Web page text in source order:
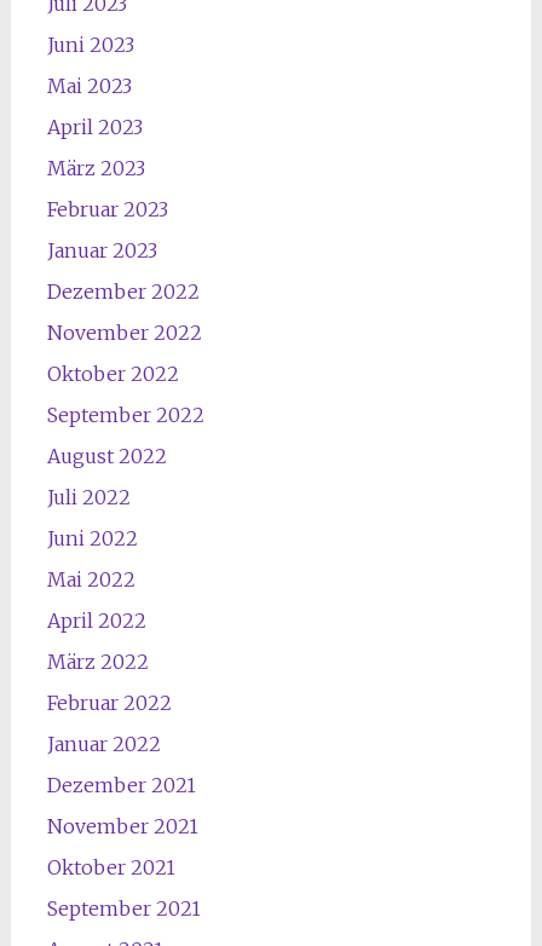
Juni 2023
Mai 2023
April 2023
März 2023
Februar 2023
Januar 2023
Dezember 2022
November 2022
Oktober 2022
September 2022
August 2022
Juli 2022
Juni 2022
Mai 2022
April 2022
März 2022
Februar 2022
Januar 2022
Dezember 2021
November 2021
Oktober 2021
September 2021